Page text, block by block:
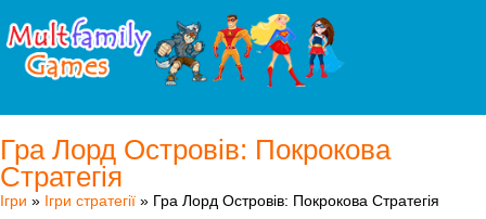
Гра Лорд Островів: Покрокова
Стратегія
Ігри » Ігри стратегії » Гра Лорд Островів: Покрокова Стратегія